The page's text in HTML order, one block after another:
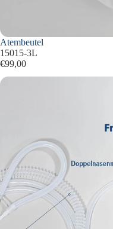
Atembeutel
15015-3L
€99,00
Frischgasschlauch